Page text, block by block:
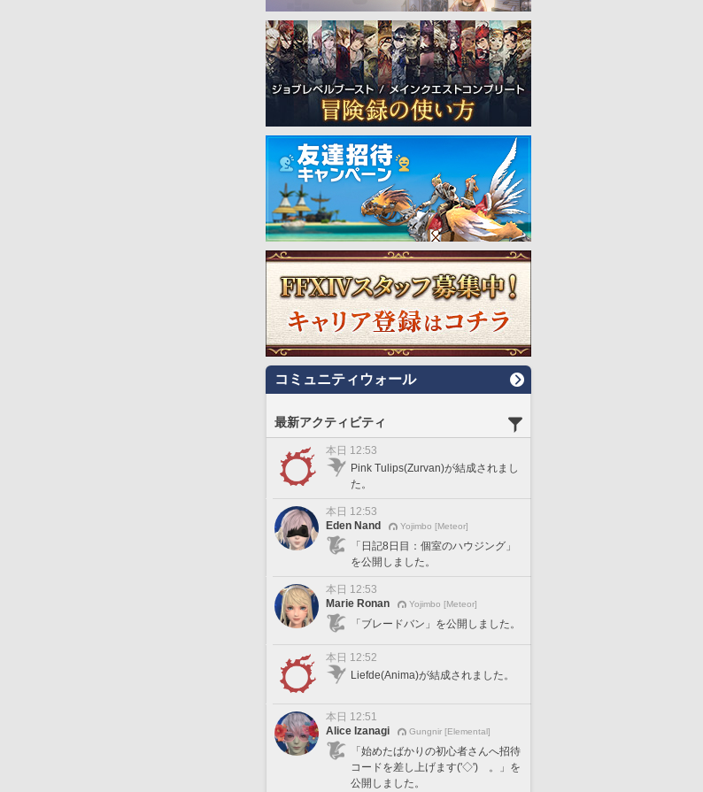
コミュニティウォール
最新アクティビティ
本日 12:53
Pink Tulips(Zurvan)が結成されまし
た。
本日 12:53
Eden Nand
Yojimbo [Meteor]
「日記8日目：個室のハウジング」
を公開しました。
本日 12:53
Marie Ronan
Yojimbo [Meteor]
「ブレードバン」を公開しました。
本日 12:52
Liefde(Anima)が結成されました。
本日 12:51
Alice Izanagi
Gungnir [Elemental]
「始めたばかりの初心者さんへ招待
コードを差し上げます('◇')ゞ。」を
公開しました。